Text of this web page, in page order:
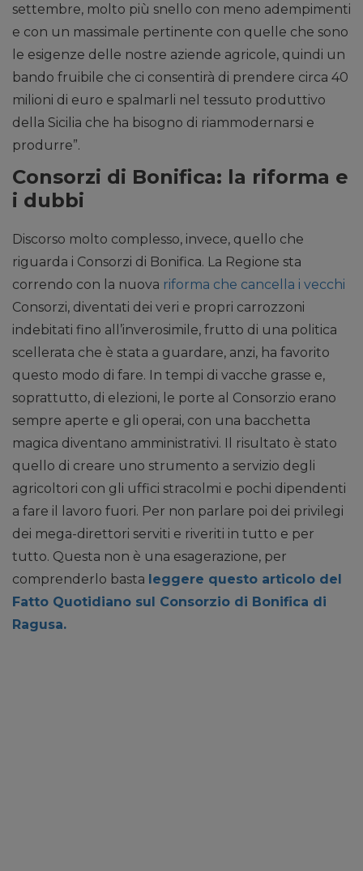
settembre, molto più snello con meno adempimenti
e con un massimale pertinente con quelle che sono
le esigenze delle nostre aziende agricole, quindi un
bando fruibile che ci consentirà di prendere circa 40
milioni di euro e spalmarli nel tessuto produttivo
della Sicilia che ha bisogno di riammodernarsi e
produrre”.
Consorzi di Bonifica: la riforma e
i dubbi
Discorso molto complesso, invece, quello che
riguarda i Consorzi di Bonifica. La Regione sta
correndo con la nuova riforma che cancella i vecchi
Consorzi, diventati dei veri e propri carrozzoni
indebitati fino all’inverosimile, frutto di una politica
scellerata che è stata a guardare, anzi, ha favorito
questo modo di fare. In tempi di vacche grasse e,
soprattutto, di elezioni, le porte al Consorzio erano
sempre aperte e gli operai, con una bacchetta
magica diventano amministrativi. Il risultato è stato
quello di creare uno strumento a servizio degli
agricoltori con gli uffici stracolmi e pochi dipendenti
a fare il lavoro fuori. Per non parlare poi dei privilegi
dei mega-direttori serviti e riveriti in tutto e per
tutto. Questa non è una esagerazione, per
comprenderlo basta leggere questo articolo del
Fatto Quotidiano sul Consorzio di Bonifica di
Ragusa.